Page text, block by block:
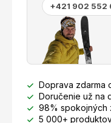
+421 902 552
Doprava zdarma
Doručenie už na
98% spokojných
5 000+